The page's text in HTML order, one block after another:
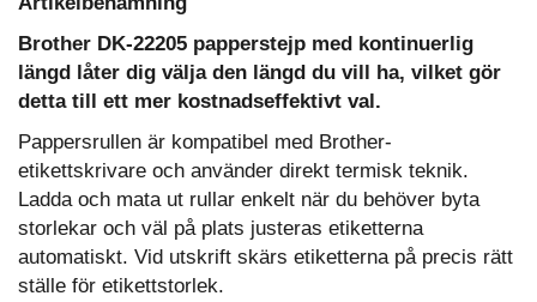
Brother DK-22205 papperstejp med kontinuerlig
längd låter dig välja den längd du vill ha, vilket gör
detta till ett mer kostnadseffektivt val.
Pappersrullen är kompatibel med Brother-
etikettskrivare och använder direkt termisk teknik.
Ladda och mata ut rullar enkelt när du behöver byta
storlekar och väl på plats justeras etiketterna
automatiskt. Vid utskrift skärs etiketterna på precis rätt
ställe för etikettstorlek.